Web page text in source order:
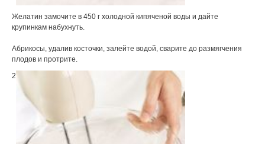
Желатин замочите в 450 г холодной кипяченой воды и дайте
крупинкам набухнуть.
Абрикосы, удалив косточки, залейте водой, сварите до размягчения
плодов и протрите.
2